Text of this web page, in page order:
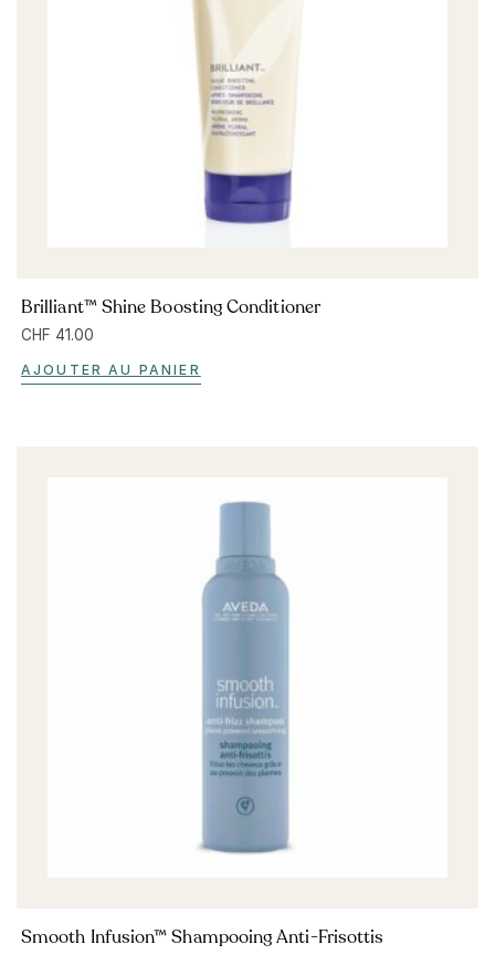
Brilliant™ Shine Boosting Conditioner
CHF 41.00
AJOUTER AU PANIER
Smooth Infusion™ Shampooing Anti-Frisottis